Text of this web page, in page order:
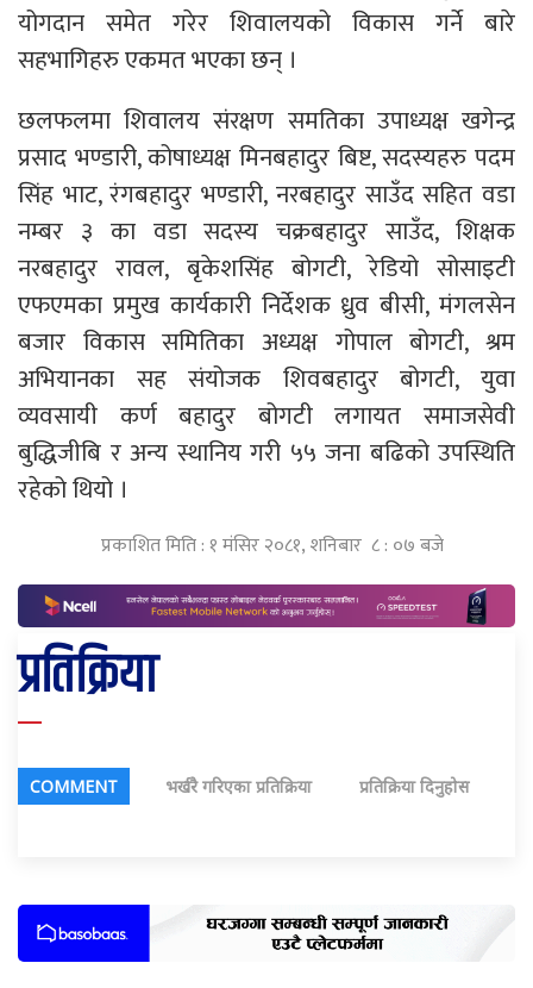
योगदान समेत गरेर शिवालयको विकास गर्ने बारे
सहभागिहरु एकमत भएका छन् ।
छलफलमा शिवालय संरक्षण समतिका उपाध्यक्ष खगेन्द्र
प्रसाद भण्डारी, कोषाध्यक्ष मिनबहादुर बिष्ट, सदस्यहरु पदम
सिंह भाट, रंगबहादुर भण्डारी, नरबहादुर साउँद सहित वडा
नम्बर ३ का वडा सदस्य चक्रबहादुर साउँद, शिक्षक
नरबहादुर रावल, बृकेशसिंह बोगटी, रेडियो सोसाइटी
एफएमका प्रमुख कार्यकारी निर्देशक ध्रुव बीसी, मंगलसेन
बजार विकास समितिका अध्यक्ष गोपाल बोगटी, श्रम
अभियानका सह संयोजक शिवबहादुर बोगटी, युवा
व्यवसायी कर्ण बहादुर बोगटी लगायत समाजसेवी
बुद्धिजीबि र अन्य स्थानिय गरी ५५ जना बढिको उपस्थिति
रहेको थियो ।
प्रकाशित मिति : १ मंसिर २०८१, शनिबार ८ : ०७ बजे
प्रतिक्रिया
COMMENT भर्खरै गरिएका प्रतिक्रिया प्रतिक्रिया दिनुहोस